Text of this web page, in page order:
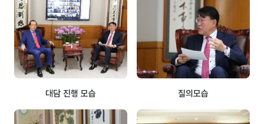
대담 진행 모습 질의모습